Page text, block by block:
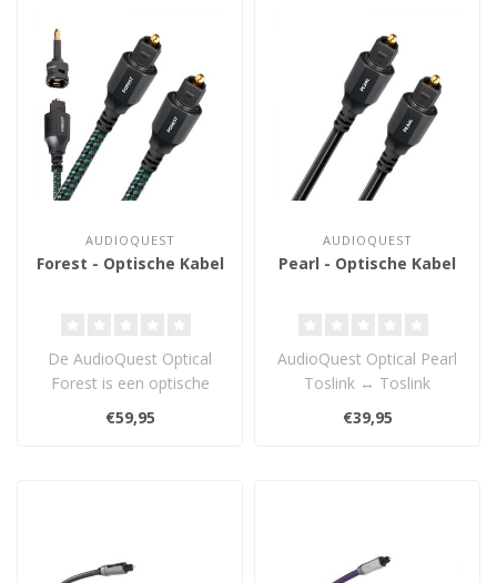
AUDIOQUEST
Forest - Optische Kabel
De AudioQuest Optical
Forest is een optische
kwaliteitskabel met een
erg goede p..
€59,95
AUDIOQUEST
Pearl - Optische Kabel
AudioQuest Optical Pearl
Toslink ↔ Toslink
afwerking is een ideale
kabel voor ..
€39,95